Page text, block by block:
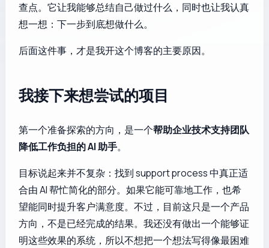
查点。它让我能够总结自己做过什么，同时也让我认真
想一想：下一步到底想做什么。
后面这件事，才是我开这个博客的主要原因。
我接下来想尝试的项目
第一个准备探索的方向，是一个帮助企业技术支持团队
降低工作负担的 AI 助手。
目标说起来并不复杂：找到 support process 中真正适
合由 AI 帮忙简化的部分。如果它能可靠地工作，也希
望能同时提升客户满意度。不过，目前这只是一个产品
方向，不是已经完成的结果。我还没有做出一个能够证
明这些效果的系统，所以不想把一个想法写得像最困难